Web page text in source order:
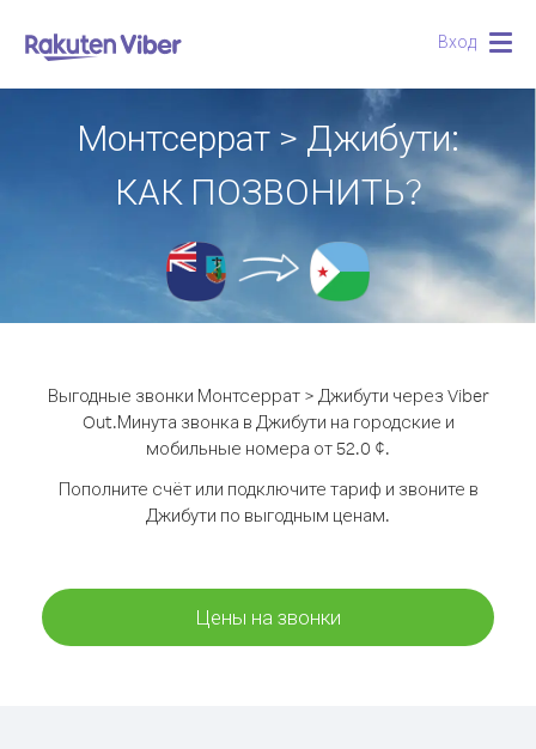
Вход
Монтсеррат > Джибути:
КАК ПОЗВОНИТЬ?
Выгодные звонки Монтсеррат > Джибути через Viber
Out.Минута звонка в Джибути на городские и
мобильные номера от 52.0 ¢.
Пополните счёт или подключите тариф и звоните в
Джибути по выгодным ценам.
Цены на звонки